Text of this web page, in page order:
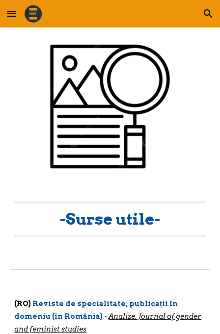
Skip to main content Skip to navigation
-Surse utile-
(RO) Reviste de specialitate, publicații în
domeniu (în România) -Analize. Journal of gender
and feminist studies